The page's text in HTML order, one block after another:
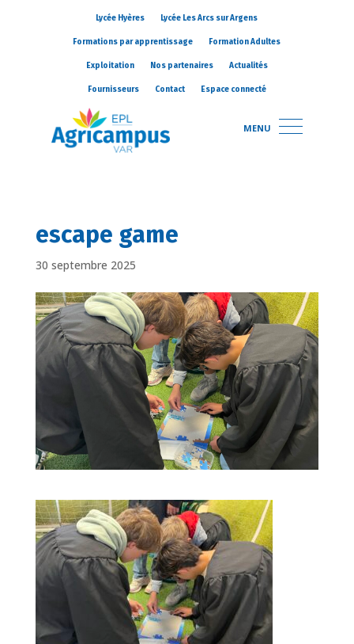
Lycée Hyères Lycée Les Arcs sur Argens
Formations par apprentissage Formation Adultes
Exploitation Nos partenaires Actualités
Fournisseurs Contact Espace connecté
MENU
escape game
30 septembre 2025